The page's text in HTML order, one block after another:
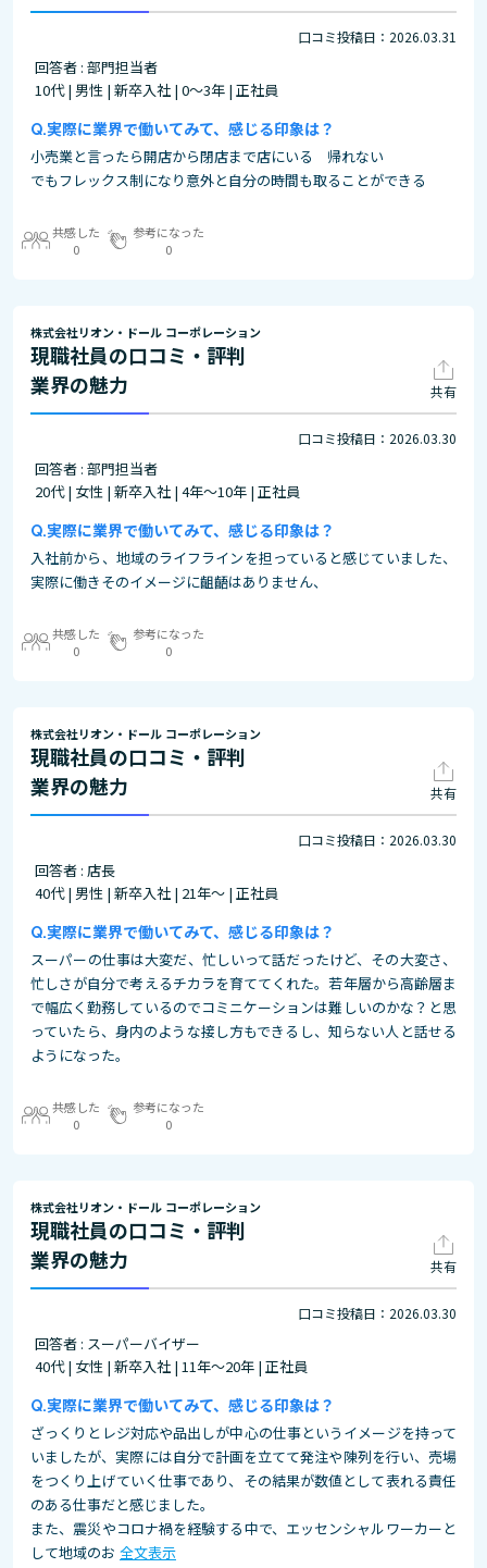
口コミ投稿日：2026.03.31
回答者 : 部門担当者
10代 | 男性 | 新卒入社 | 0～3年 | 正社員
実際に業界で働いてみて、感じる印象は？
小売業と言ったら開店から閉店まで店にいる 帰れない
でもフレックス制になり意外と自分の時間も取ることができる
共感した
0
参考になった
0
株式会社リオン・ドール コーポレーション
現職社員の口コミ・評判
業界の魅力
共有
口コミ投稿日：2026.03.30
回答者 : 部門担当者
20代 | 女性 | 新卒入社 | 4年～10年 | 正社員
実際に業界で働いてみて、感じる印象は？
入社前から、地域のライフラインを担っていると感じていました、
実際に働きそのイメージに齟齬はありません、
共感した
0
参考になった
0
株式会社リオン・ドール コーポレーション
現職社員の口コミ・評判
業界の魅力
共有
口コミ投稿日：2026.03.30
回答者 : 店長
40代 | 男性 | 新卒入社 | 21年～ | 正社員
実際に業界で働いてみて、感じる印象は？
スーパーの仕事は大変だ、忙しいって話だったけど、その大変さ、
忙しさが自分で考えるチカラを育ててくれた。若年層から高齢層ま
で幅広く勤務しているのでコミニケーションは難しいのかな？と思
っていたら、身内のような接し方もできるし、知らない人と話せる
ようになった。
共感した
0
参考になった
0
株式会社リオン・ドール コーポレーション
現職社員の口コミ・評判
業界の魅力
共有
口コミ投稿日：2026.03.30
回答者 : スーパーバイザー
40代 | 女性 | 新卒入社 | 11年～20年 | 正社員
実際に業界で働いてみて、感じる印象は？
ざっくりとレジ対応や品出しが中心の仕事というイメージを持って
いましたが、実際には自分で計画を立てて発注や陳列を行い、売場
をつくり上げていく仕事であり、その結果が数値として表れる責任
のある仕事だと感じました。
また、震災やコロナ禍を経験する中で、エッセンシャルワーカーと
して地域のお 全文表示